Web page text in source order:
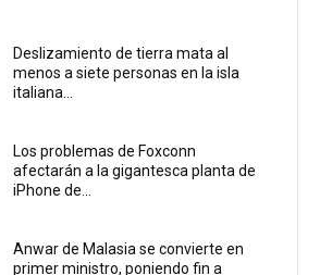
Deslizamiento de tierra mata al
menos a siete personas en la isla
italiana...
Los problemas de Foxconn
afectarán a la gigantesca planta de
iPhone de...
Anwar de Malasia se convierte en
primer ministro, poniendo fin a